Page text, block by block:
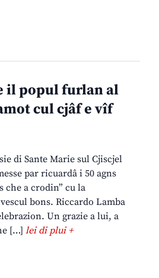
il popul furlan al
cul cjâf e vîf
di Sante Marie sul Cjiscjel
par ricuardâ i 50 agns
che a crodin” cu la
bons. Riccardo Lamba
Un grazie a lui, a
[…]lei di plui +